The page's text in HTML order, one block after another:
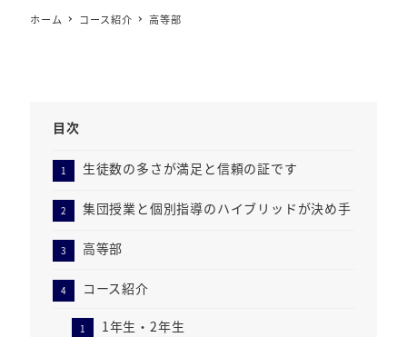
ホーム コース紹介 高等部
目次
生徒数の多さが満足と信頼の証です
集団授業と個別指導のハイブリッドが決め手
高等部
コース紹介
1年生・2年生